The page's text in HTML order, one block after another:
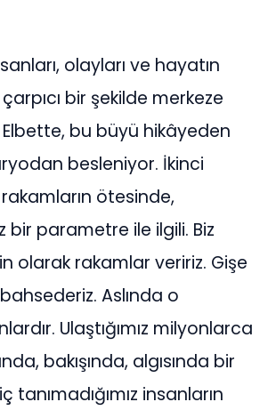
olayları ve hayatın
çarpıcı bir şekilde merkeze
bu büyü hikâyeden
besleniyor. İkinci
ötesinde,
bir parametre ile ilgili. Biz
olarak rakamlar veririz. Gişe
Aslında o
Ulaştığımız milyonlarca
bakışında, algısında bir
tanımadığımız insanların